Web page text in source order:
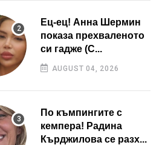
Ец-ец! Анна Шермин
показа прехваленото
си гадже (С...
AUGUST 04, 2026
По къмпингите с
кемпера! Радина
Кърджилова се разх...